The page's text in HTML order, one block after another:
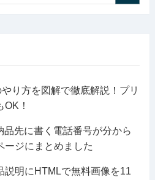
り方を図解で徹底解説！プリ
！
品先に書く電話番号が分から
ージにまとめました
説明にHTMLで無料画像を11